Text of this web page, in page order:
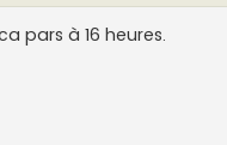
pars à 16 heures.